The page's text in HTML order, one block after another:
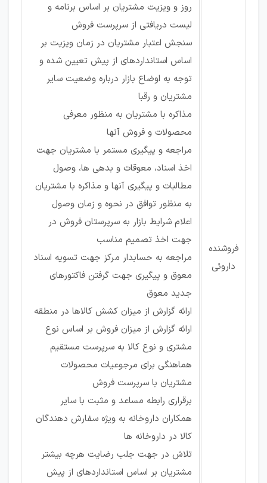
فروشنده
داروئی
روز و ویزیت مشتریان بر اساس برنامه و
لیست دریافتی از سرپرست فروش
سنجش اعتبار مشتریان در زمان ویزیت بر
اساس استانداردهای از پیش تعیین شده و
توجه به اوضاع بازار درباره وضعیت سایر
مشتریان و رقبا
مذاکره با مشتریان به منظور معرفی
محصولات و فروش آنها
مراجعه و پیگیری مستمر با مشتریان جهت
اخذ اسناد، معوقات و بدهی ها، وصول
مطالبات و پیگیری آنها و مذاکره با مشتریان
به منظور توافق در نحوه و زمان وصول
اعلام شرایط بازار به سرپرستان فروش در
جهت اخذ تصمیم مناسب
مراجعه به حسابدار مرکز جهت تسویه اسناد
معوق و پیگیری جهت گرفتن فاکتورهای
جدید معوق
ارائه گزارش از میزان کشش کالاها در منطقه
ارائه گزارش از میزان فروش بر اساس نوع
مشتری و نوع کالا به سرپرست مستقیم
هماهنگی برای مرجوعیات محصولات
مشتریان با سرپرست فروش
برقراری رابطه مساعد و مثبت با سایر
همکاران داروخانه به ویژه سفارش دهندگان
کالا در داروخانه ها
تلاش در جهت جلب رضایت هرچه بیشتر
مشتریان بر اساس استانداردهای از پیش